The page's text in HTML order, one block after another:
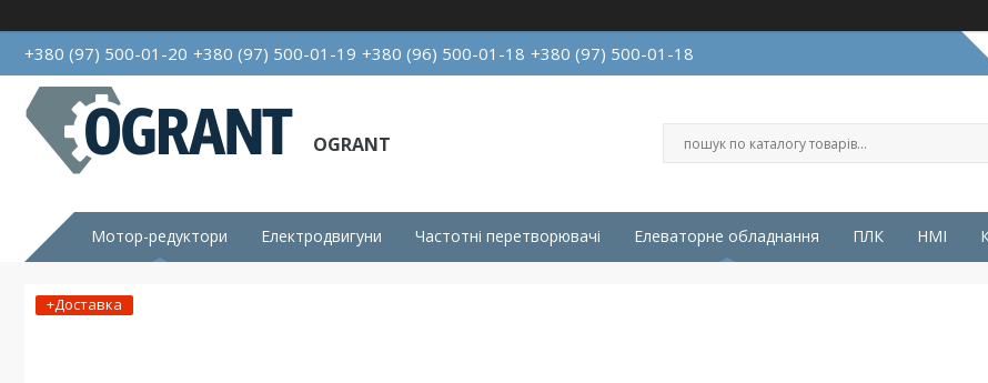
+380 (97) 500-01-20 +380 (97) 500-01-19 +380 (96) 500-01-18 +380 (97) 500-01-18
OGRANT
Мотор-редуктори Електродвигуни Частотні перетворювачі Елеваторне обладнання ПЛК HMI
+Доставка